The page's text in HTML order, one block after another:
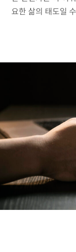
요한 삶의 태도일